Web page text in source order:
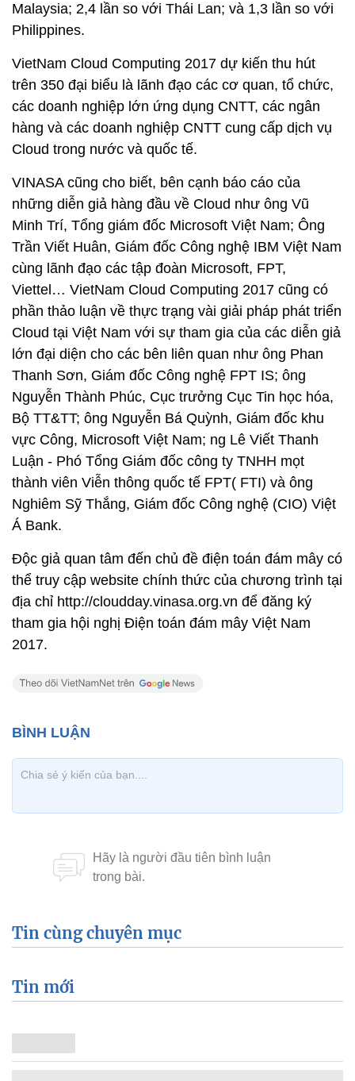
Malaysia; 2,4 lần so với Thái Lan; và 1,3 lần so với
Philippines.
VietNam Cloud Computing 2017 dự kiến thu hút
trên 350 đại biểu là lãnh đạo các cơ quan, tổ chức,
các doanh nghiệp lớn ứng dụng CNTT, các ngân
hàng và các doanh nghiệp CNTT cung cấp dịch vụ
Cloud trong nước và quốc tế.
VINASA cũng cho biết, bên cạnh báo cáo của
những diễn giả hàng đầu về Cloud như ông Vũ
Minh Trí, Tổng giám đốc Microsoft Việt Nam; Ông
Trần Viết Huân, Giám đốc Công nghệ IBM Việt Nam
cùng lãnh đạo các tập đoàn Microsoft, FPT,
Viettel… VietNam Cloud Computing 2017 cũng có
phần thảo luận về thực trạng vài giải pháp phát triển
Cloud tại Việt Nam với sự tham gia của các diễn giả
lớn đại diện cho các bên liên quan như ông Phan
Thanh Sơn, Giám đốc Công nghệ FPT IS; ông
Nguyễn Thành Phúc, Cục trưởng Cục Tin học hóa,
Bộ TT&TT; ông Nguyễn Bá Quỳnh, Giám đốc khu
vực Công, Microsoft Việt Nam; ng Lê Viết Thanh
Luận - Phó Tổng Giám đốc công ty TNHH mọt
thành viên Viễn thông quốc tế FPT( FTI) và ông
Nghiêm Sỹ Thắng, Giám đốc Công nghệ (CIO) Việt
Á Bank.
Độc giả quan tâm đến chủ đề điện toán đám mây có
thể truy cập website chính thức của chương trình tại
địa chỉ http://cloudday.vinasa.org.vn để đăng ký
tham gia hội nghị Điện toán đám mây Việt Nam
2017.
Tin cùng chuyên mục
Tin mới